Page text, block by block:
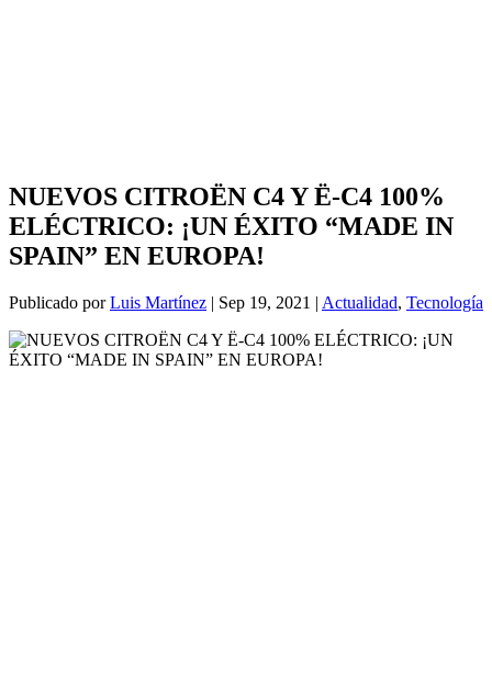
NUEVOS CITROËN C4 Y Ë-C4 100%
ELÉCTRICO: ¡UN ÉXITO “MADE IN
SPAIN” EN EUROPA!
Publicado porLuis Martínez | Sep 19, 2021 | Actualidad, Tecnología